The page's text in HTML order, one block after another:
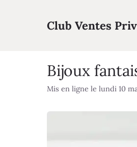
Club Ventes
Bijoux
Mis en ligne le lundi 10